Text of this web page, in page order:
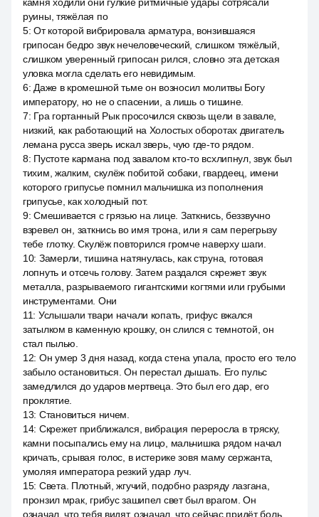
руины, тяжёлая по
5:От которой вибрировала арматура, вонзившаяся
грипосан бедро звук нечеловеческий, слишком тяжёлый,
слишком уверенный грипосан рился, словно эта детская
уловка могла сделать его невидимым.
6: Даже в кромешной тьме он возносил молитвы Богу
императору, но не о спасении, а лишь о тишине.
7: Гра гортанный Рык просочился сквозь щели в завале,
низкий, как работающий на Холостых оборотах двигатель
лемана русса зверь искал зверь, чую где-то рядом.
8: Пустоте кармана под завалом кто-то всхлипнул, звук был
тихим, жалким, скулёж побитой собаки, гвардеец, имени
которого грипусье помнил мальчишка из пополнения
грипусье, как холодный пот.
9:Смешивается с грязью на лице. Заткнись, беззвучно
взревел он, заткнись во имя трона, или я сам перегрызу
тебе глотку. Скулёж повторился громче наверху шаги.
10: Замерли, тишина натянулась, как струна, готовая
лопнуть и отсечь голову. Затем раздался скрежет звук
металла, разрываемого гигантскими когтями или грубыми
инструментами. Они
11: Услышали твари начали копать, грифус вжался
затылком в каменную крошку, он слился с темнотой, он
стал пылью.
12: Он умер 3 дня назад, когда стена упала, просто его тело
забыло остановиться. Он перестал дышать. Его пульс
замедлился до ударов мертвеца. Это был его дар, его
проклятие.
13: Становиться ничем.
14: Скрежет приближался, вибрация переросла в тряску,
камни посыпались ему на лицо, мальчишка рядом начал
кричать, срывая голос, в истерике зовя маму сержанта,
умоляя императора резкий удар луч.
15: Света. Плотный, жгучий, подобно разряду лазгана,
пронзил мрак, грибус зашипел свет был врагом. Он
означал, что тебя видят, означал, что сейчас придёт боль,